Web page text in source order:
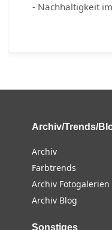
- Nachhaltigkeit
Archiv/Trends/
Archiv
Farbtrends
Archiv Fotogalerien
Archiv Blog
Sonstiges